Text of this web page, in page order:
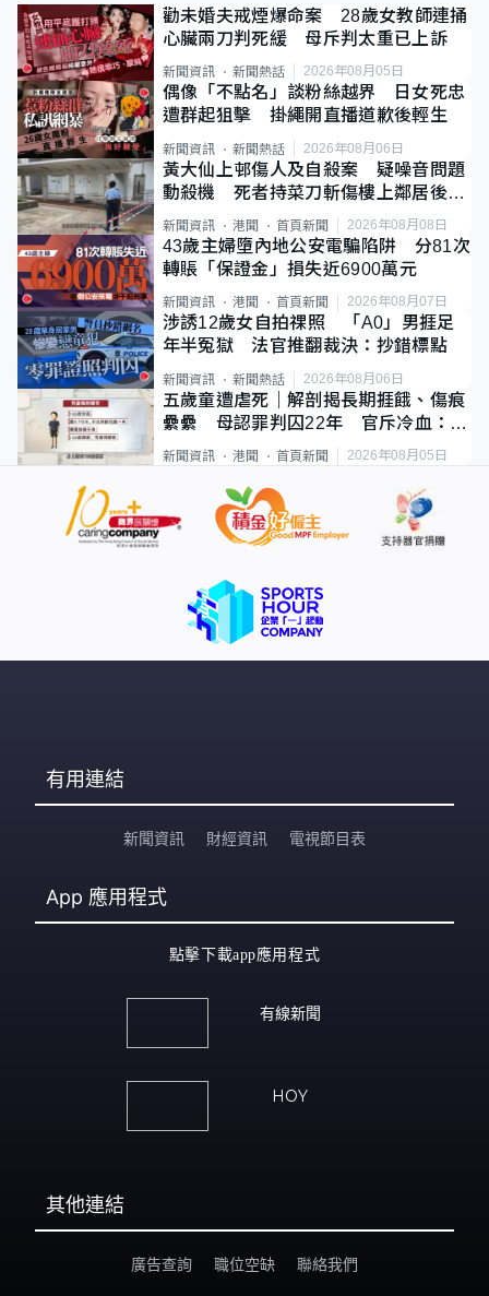
勸未婚夫戒煙爆命案 28歲女教師連捅
心臟兩刀判死緩 母斥判太重已上訴
新聞資訊 新聞熱話 2026年08月05日
偶像「不點名」談粉絲越界 日女死忠
遭群起狙擊 掛繩開直播道歉後輕生
新聞資訊 新聞熱話 2026年08月06日
黃大仙上邨傷人及自殺案 疑噪音問題
動殺機 死者持菜刀斬傷樓上鄰居後墮
斃
新聞資訊 港聞 首頁新聞 2026年08月08日
43歲主婦墮內地公安電騙陷阱 分81次
轉賬「保證金」損失近6900萬元
新聞資訊 港聞 首頁新聞 2026年08月07日
涉誘12歲女自拍祼照 「A0」男捱足
年半冤獄 法官推翻裁決：抄錯標點
新聞資訊 新聞熱話 2026年08月06日
五歲童遭虐死｜解剖揭長期捱餓、傷痕
纍纍 母認罪判囚22年 官斥冷血：同
類案最惡劣
新聞資訊 港聞 首頁新聞 2026年08月05日
有用連結
新聞資訊 財經資訊 電視節目表
App 應用程式
點擊下載app應用程式
有線新聞
HOY
其他連結
廣告查詢 職位空缺 聯絡我們